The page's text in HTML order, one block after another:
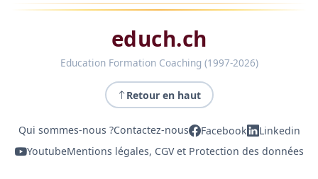
educh.ch
Education Formation Coaching (1997-2026)
Retour en haut
Qui sommes-nous ?Contactez-nous Facebook
Linkedin
YoutubeMentions légales, CGV et Protection des données